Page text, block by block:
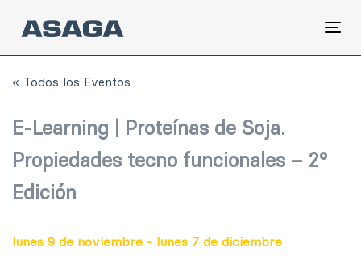
links
Skip
content
« Todos los Eventos
E-Learning | Proteínas de Soja.
Propiedades tecno funcionales – 2°
Edición
lunes 9 de noviembre - lunes 7 de diciembre